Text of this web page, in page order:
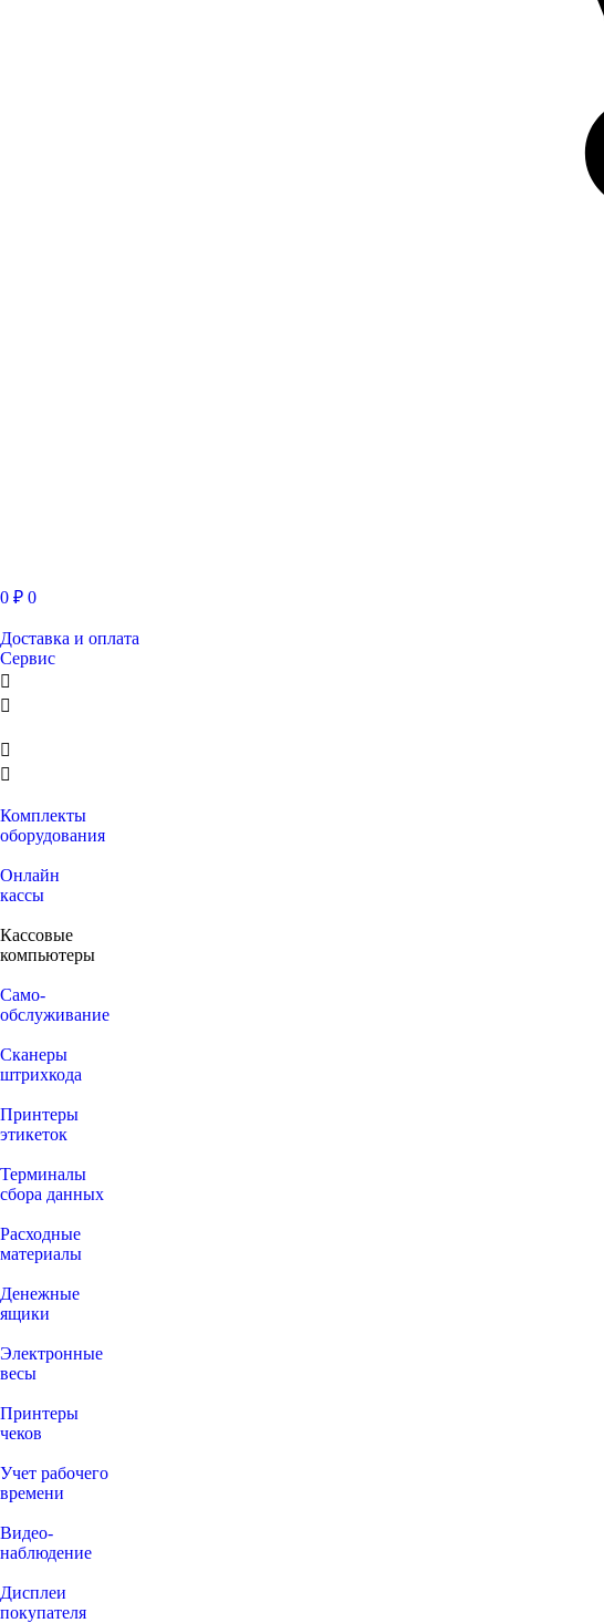
0 ₽ 0
Доставка и оплата
Сервис
Комплекты
оборудования
Онлайн
кассы
Кассовые
компьютеры
Само-
обслуживание
Сканеры
штрихкода
Принтеры
этикеток
Терминалы
сбора данных
Расходные
материалы
Денежные
ящики
Электронные
весы
Принтеры
чеков
Учет рабочего
времени
Видео‑
наблюдение
Дисплеи
покупателя